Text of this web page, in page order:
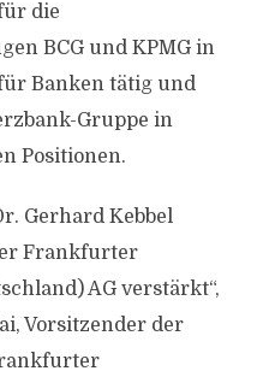
die
BCG und KPMG in
Banken tätig und
Gruppe in
Positionen.
Gerhard Kebbel
Frankfurter
AG verstärkt“,
Vorsitzender der